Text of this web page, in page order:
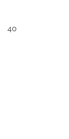
40